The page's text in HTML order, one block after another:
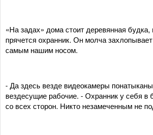
«На задах» дома стоит деревянная будка,
прячется охранник. Он молча
самым нашим носом.
- Да здесь везде видеокамеры
вездесущие рабочие. - Охранник у себя в
со всех сторон. Никто незамеченным не